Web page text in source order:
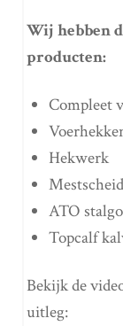
Wij hebben
producten:
Compleet
Hekwerk
ATO
Topcalf
Bekijk de
uitleg: